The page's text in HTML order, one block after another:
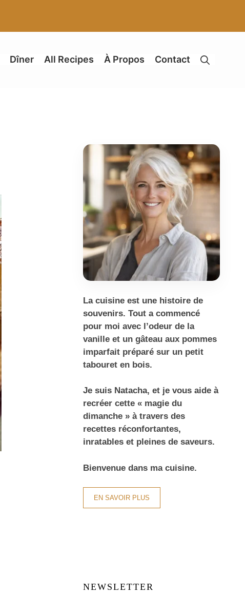
Dîner All Recipes À Propos Contact
La cuisine est une histoire de
souvenirs. Tout a commencé
pour moi avec l’odeur de la
vanille et un gâteau aux pommes
imparfait préparé sur un petit
tabouret en bois.
Je suis Natacha, et je vous aide à
recréer cette « magie du
dimanche » à travers des
recettes réconfortantes,
inratables et pleines de saveurs.
Bienvenue dans ma cuisine.
EN SAVOIR PLUS
NEWSLETTER